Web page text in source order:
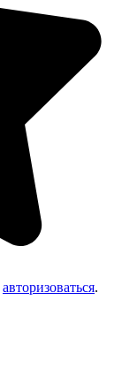
авторизоваться.